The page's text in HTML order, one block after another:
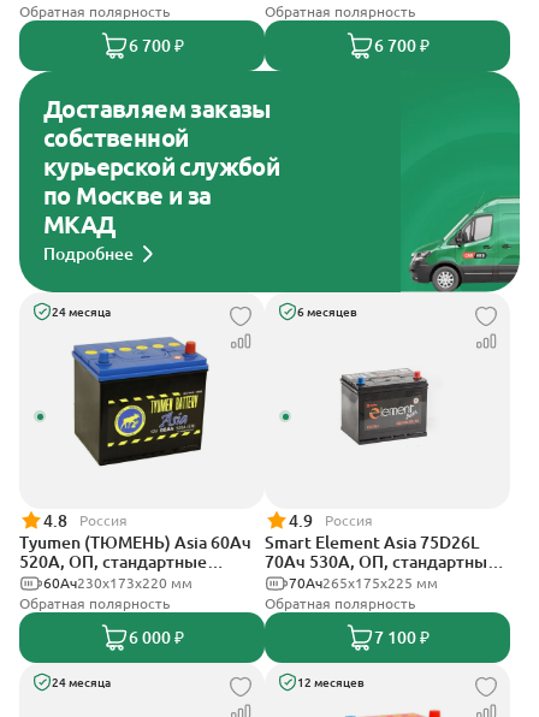
Обратная полярность
6 700 ₽
Обратная полярность
6 700 ₽
Доставляем заказы
собственной
курьерской службой
по Москве и за
МКАД
Подробнее
24 месяца
4.8 Россия
Tyumen (ТЮМЕНЬ) Asia 60Ач
520А, ОП, стандартные
клеммы230х173х220 мм
60Ач
Обратная полярность
6 000 ₽
6 месяцев
4.9 Россия
Smart Element Asia 75D26L
70Ач 530А, ОП, стандартные
клеммы265x175x225 мм
70Ач
Обратная полярность
7 100 ₽
24 месяца 12 месяцев